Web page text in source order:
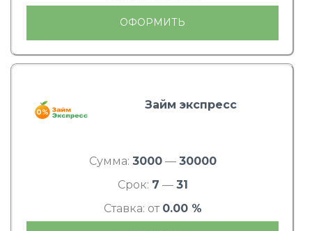
ОФОРМИТЬ
Займ экспресс
Сумма: 3000— 30000
Срок: 7 — 31
Ставка: от 0.00 %